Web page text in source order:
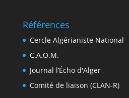
Références
Cercle Algérianiste National
C.A.O.M.
Journal l’Écho d'Alger
Comité de liaison (CLAN-R)